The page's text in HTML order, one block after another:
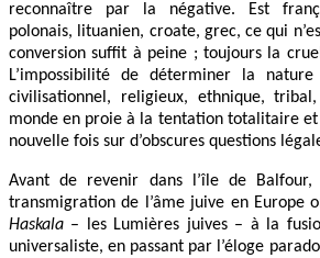
reconnaître par la négative. Est
polonais, lituanien, croate, grec, ce qui
conversion suffit à peine ; toujours la
L’impossibilité de déterminer la
civilisationnel, religieux, ethnique,
monde en proie à la tentation totalitaire
nouvelle fois sur d’obscures questions
Avant de revenir dans l’île de
transmigration de l’âme juive en Europe
Haskala – les Lumières juives – à la
universaliste, en passant par l’éloge